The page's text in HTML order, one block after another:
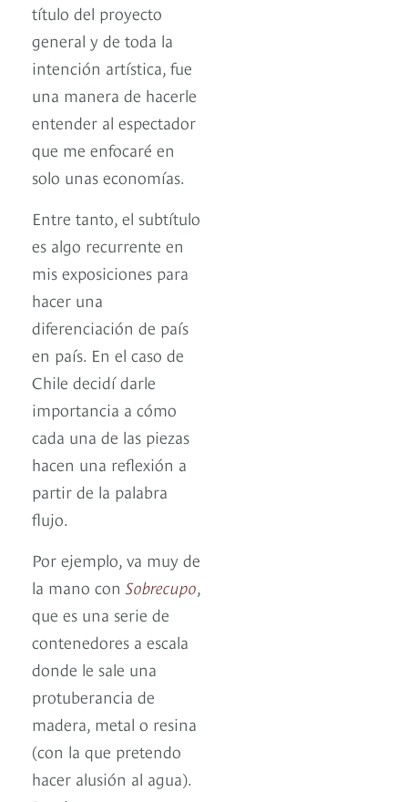
título del proyecto
general y de toda la
intención artística, fue
una manera de hacerle
entender al espectador
que me enfocaré en
solo unas economías.
Entre tanto, el subtítulo
es algo recurrente en
mis exposiciones para
hacer una
diferenciación de país
en país. En el caso de
Chile decidí darle
importancia a cómo
cada una de las piezas
hacen una reflexión a
partir de la palabra
flujo.
Por ejemplo, va muy de
la mano con Sobrecupo,
que es una serie de
contenedores a escala
donde le sale una
protuberancia de
madera, metal o resina
(con la que pretendo
hacer alusión al agua).